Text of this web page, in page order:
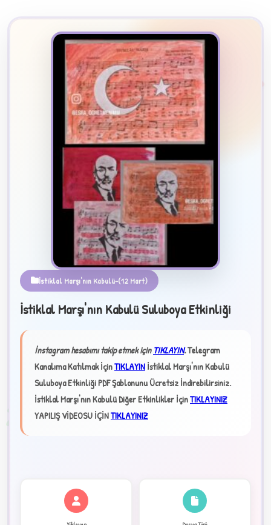
2
✦
İstiklal Marşı'nın Kabulü-(12 Mart)
İstiklal Marşı'nın Kabulü Suluboya Etkinliği
İnstagram hesabımı takip etmek içinTIKLAYIN.Telegram
Kanalıma Katılmak İçinTIKLAYINİstiklal Marşı'nın Kabulü
Suluboya Etkinliği PDF Şablonunu Ücretsiz İndirebilirsiniz.
İstiklal Marşı'nın Kabulü Diğer Etkinlikler İçinTIKLAYINIZ
YAPILIŞ VİDEOSU İÇİNTIKLAYINIZ